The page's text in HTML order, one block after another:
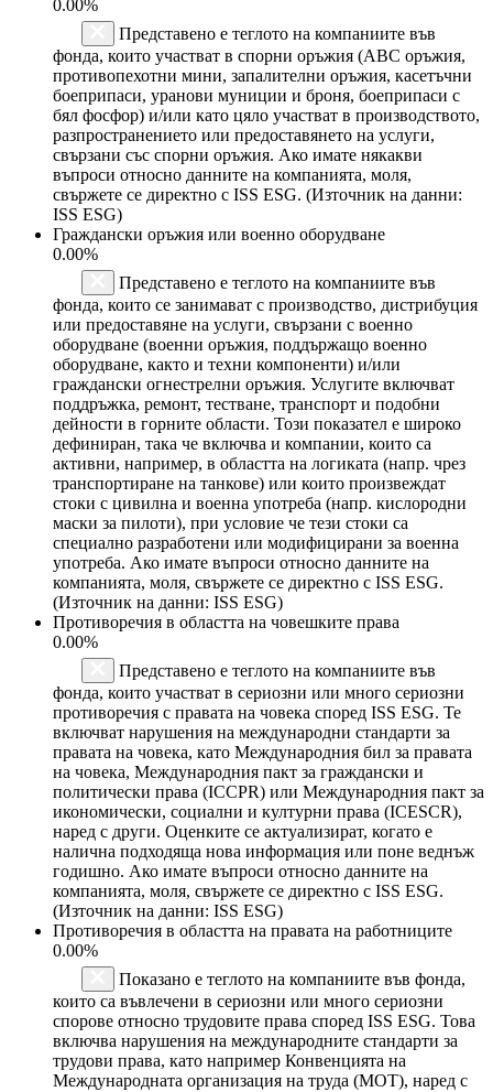
0.00%
Представено е теглото на компаниите във
фонда, които участват в спорни оръжия (ABC оръжия,
противопехотни мини, запалителни оръжия, касетъчни
боеприпаси, уранови муниции и броня, боеприпаси с
бял фосфор) и/или като цяло участват в производството,
разпространението или предоставянето на услуги,
свързани със спорни оръжия. Ако имате някакви
въпроси относно данните на компанията, моля,
свържете се директно с ISS ESG. (Източник на данни:
ISS ESG)
Граждански оръжия или военно оборудване
0.00%
Представено е теглото на компаниите във
фонда, които се занимават с производство, дистрибуция
или предоставяне на услуги, свързани с военно
оборудване (военни оръжия, поддържащо военно
оборудване, както и техни компоненти) и/или
граждански огнестрелни оръжия. Услугите включват
поддръжка, ремонт, тестване, транспорт и подобни
дейности в горните области. Този показател е широко
дефиниран, така че включва и компании, които са
активни, например, в областта на логиката (напр. чрез
транспортиране на танкове) или които произвеждат
стоки с цивилна и военна употреба (напр. кислородни
маски за пилоти), при условие че тези стоки са
специално разработени или модифицирани за военна
употреба. Ако имате въпроси относно данните на
компанията, моля, свържете се директно с ISS ESG.
(Източник на данни: ISS ESG)
Противоречия в областта на човешките права
0.00%
Представено е теглото на компаниите във
фонда, които участват в сериозни или много сериозни
противоречия с правата на човека според ISS ESG. Те
включват нарушения на международни стандарти за
правата на човека, като Международния бил за правата
на човека, Международния пакт за граждански и
политически права (ICCPR) или Международния пакт за
икономически, социални и културни права (ICESCR),
наред с други. Оценките се актуализират, когато е
налична подходяща нова информация или поне веднъж
годишно. Ако имате въпроси относно данните на
компанията, моля, свържете се директно с ISS ESG.
(Източник на данни: ISS ESG)
Противоречия в областта на правата на работниците
0.00%
Показано е теглото на компаниите във фонда,
които са въвлечени в сериозни или много сериозни
спорове относно трудовите права според ISS ESG. Това
включва нарушения на международните стандарти за
трудови права, като например Конвенцията на
Международната организация на труда (МОТ), наред с